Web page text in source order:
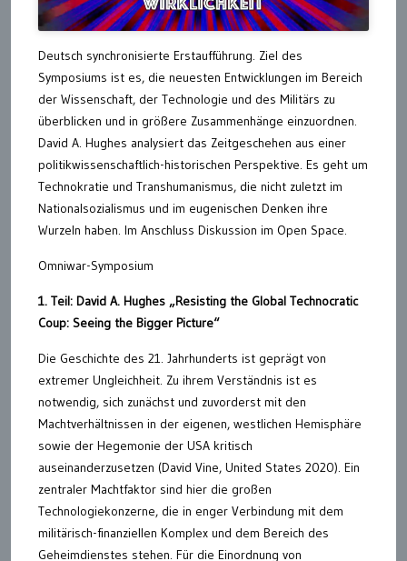
Deutsch synchronisierte Erstaufführung. Ziel des
Symposiums ist es, die neuesten Entwicklungen im Bereich
der Wissenschaft, der Technologie und des Militärs zu
überblicken und in größere Zusammenhänge einzuordnen.
David A. Hughes analysiert das Zeitgeschehen aus einer
politikwissenschaftlich-historischen Perspektive. Es geht um
Technokratie und Transhumanismus, die nicht zuletzt im
Nationalsozialismus und im eugenischen Denken ihre
Wurzeln haben. Im Anschluss Diskussion im Open Space.
Omniwar-Symposium
1. Teil: David A. Hughes „Resisting the Global Technocratic
Coup: Seeing the Bigger Picture“
Die Geschichte des 21. Jahrhunderts ist geprägt von
extremer Ungleichheit. Zu ihrem Verständnis ist es
notwendig, sich zunächst und zuvorderst mit den
Machtverhältnissen in der eigenen, westlichen Hemisphäre
sowie der Hegemonie der USA kritisch
auseinanderzusetzen (David Vine, United States 2020). Ein
zentraler Machtfaktor sind hier die großen
Technologiekonzerne, die in enger Verbindung mit dem
militärisch-finanziellen Komplex und dem Bereich des
Geheimdienstes stehen. Für die Einordnung von